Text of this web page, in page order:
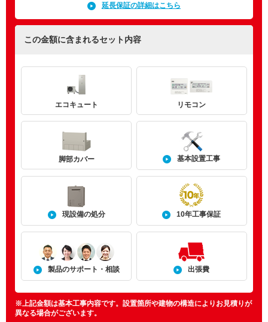
延長保証の詳細はこちら
この金額に含まれるセット内容
エコキュート リモコン
脚部カバー 基本設置工事
現設備の処分 10年工事保証
製品のサポート・相談 出張費
※上記金額は基本工事内容です。設置箇所や建物の構造によりお見積りが
異なる場合がございます。